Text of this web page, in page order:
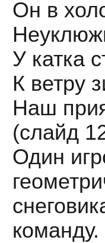
Он в
У катка
К ветру
Наш
(слайд
Один
команду.